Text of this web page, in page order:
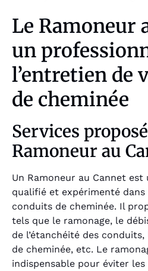
Le Ramoneur
un
l’entretien de
de cheminée
Services
Ramoneur au
Un Ramoneur au Cannet
qualifié et expérimenté dans
conduits de cheminée. Il
tels que le ramonage, le
de l’étanchéité des
de cheminée, etc. Le
indispensable pour éviter les